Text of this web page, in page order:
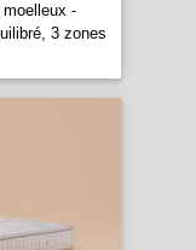
-
3 zones